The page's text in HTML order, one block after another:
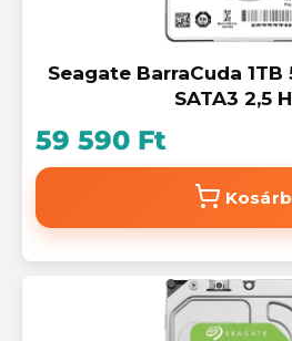
Seagate BarraCuda
SATA3 2,5
59 590 Ft